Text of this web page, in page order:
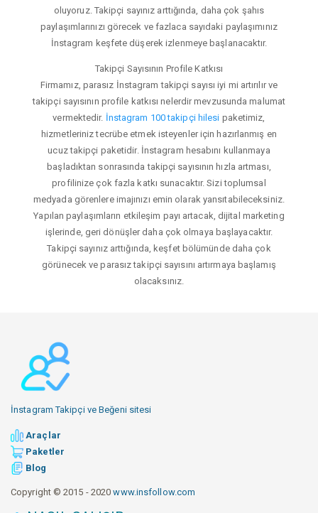
oluyoruz. Takipçi sayınız arttığında, daha çok şahıs
paylaşımlarınızı görecek ve fazlaca sayıdaki paylaşımınız
İnstagram keşfete düşerek izlenmeye başlanacaktır.
Takipçi Sayısının Profile Katkısı
Firmamız, parasız İnstagram takipçi sayısı iyi mi artırılır ve
takipçi sayısının profile katkısı nelerdir mevzusunda malumat
vermektedir. İnstagram 100 takipçi hilesi paketimiz,
hizmetleriniz tecrübe etmek isteyenler için hazırlanmış en
ucuz takipçi paketidir. İnstagram hesabını kullanmaya
başladıktan sonrasında takipçi sayısının hızla artması,
profilinize çok fazla katkı sunacaktır. Sizi toplumsal
medyada görenlere imajınızı emin olarak yansıtabileceksiniz.
Yapılan paylaşımların etkileşim payı artacak, dijital marketing
işlerinde, geri dönüşler daha çok olmaya başlayacaktır.
Takipçi sayınız arttığında, keşfet bölümünde daha çok
görünecek ve parasız takipçi sayısını artırmaya başlamış
olacaksınız.
İnstagram Takipçi ve Beğeni sitesi
Araçlar
Paketler
Blog
Copyright © 2015 - 2020www.insfollow.com